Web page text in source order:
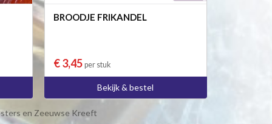
BROODJE FRIKANDEL
€ 3,45 per stuk
Bekijk & bestel
en Zeeuwse Kreeft